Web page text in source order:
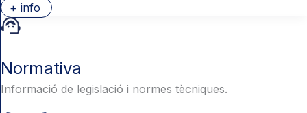
+ info
Normativa
Informació de legislació i normes tècniques.